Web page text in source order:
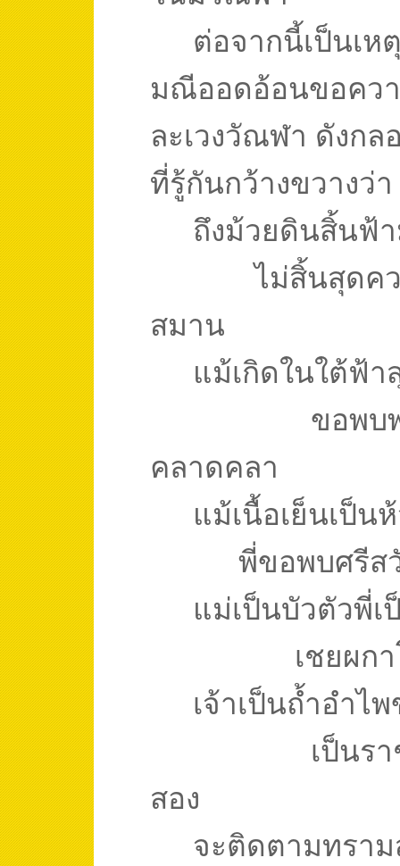
ต่อจากนี้เป็นเห
มณีออดอ้อนขอคว
ละเวงวัณฬา ดังก
ที่รู้กันกว้างขวางว่า
ถึงม้วยดินสิ้นฟ้
ไม่สิ้นสุดค
สมาน
แม้เกิดในใต้ฟ้า
ขอพบ
คลาดคลา
แม้เนื้อเย็นเป็
พี่ขอพบศรีส
แม่เป็นบัวตัวพี่เ
เชยผก
เจ้าเป็นถ้ำอำไ
เป็นร
สอง
จะติดตามทรา